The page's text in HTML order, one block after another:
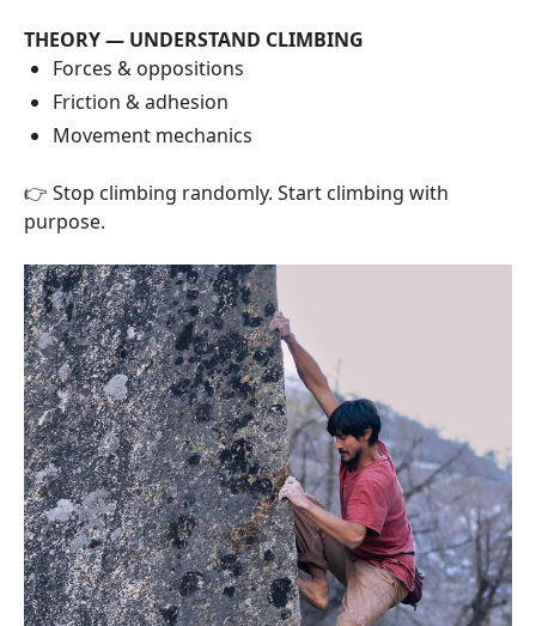
THEORY — UNDERSTAND CLIMBING
Forces & oppositions
Friction & adhesion
Movement mechanics
👉 Stop climbing randomly. Start climbing with
purpose.